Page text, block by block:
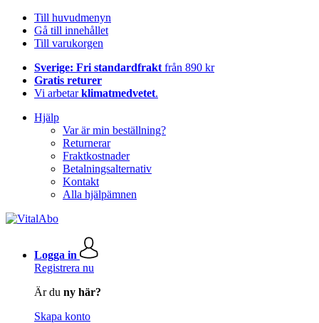
Till huvudmenyn
Gå till innehållet
Till varukorgen
Sverige: Fri standardfrakt från 890 kr
Gratis returer
Vi arbetarklimatmedvetet.
Hjälp
Var är min beställning?
Returnerar
Fraktkostnader
Betalningsalternativ
Kontakt
Alla hjälpämnen
Logga in
Registrera nu
Är du ny här?
Skapa konto